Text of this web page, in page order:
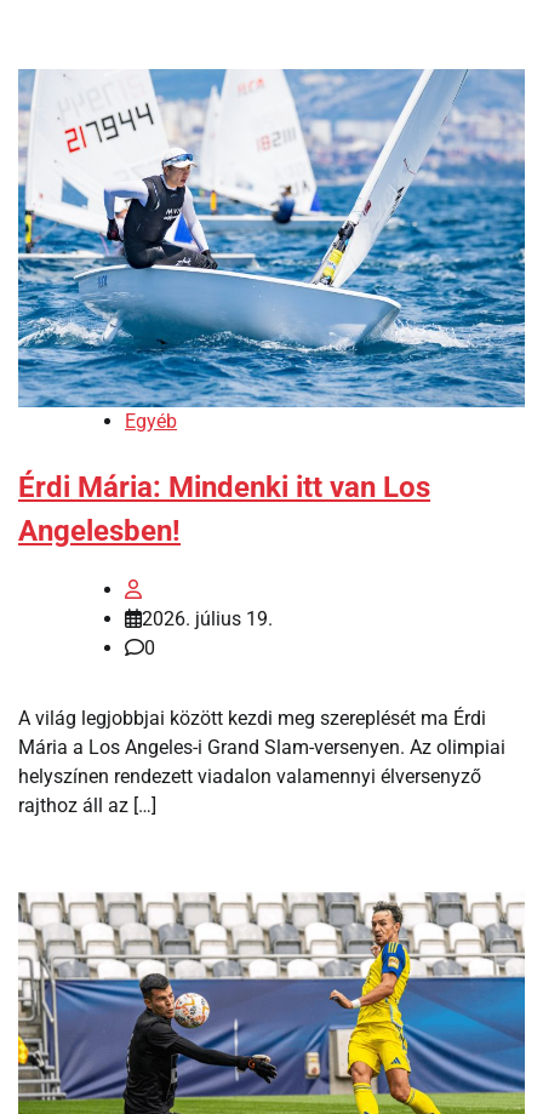
Egyéb
Érdi Mária: Mindenki itt van Los
Angelesben!
2026. július 19.
0
A világ legjobbjai között kezdi meg szereplését ma Érdi
Mária a Los Angeles-i Grand Slam-versenyen. Az olimpiai
helyszínen rendezett viadalon valamennyi élversenyző
rajthoz áll az […]